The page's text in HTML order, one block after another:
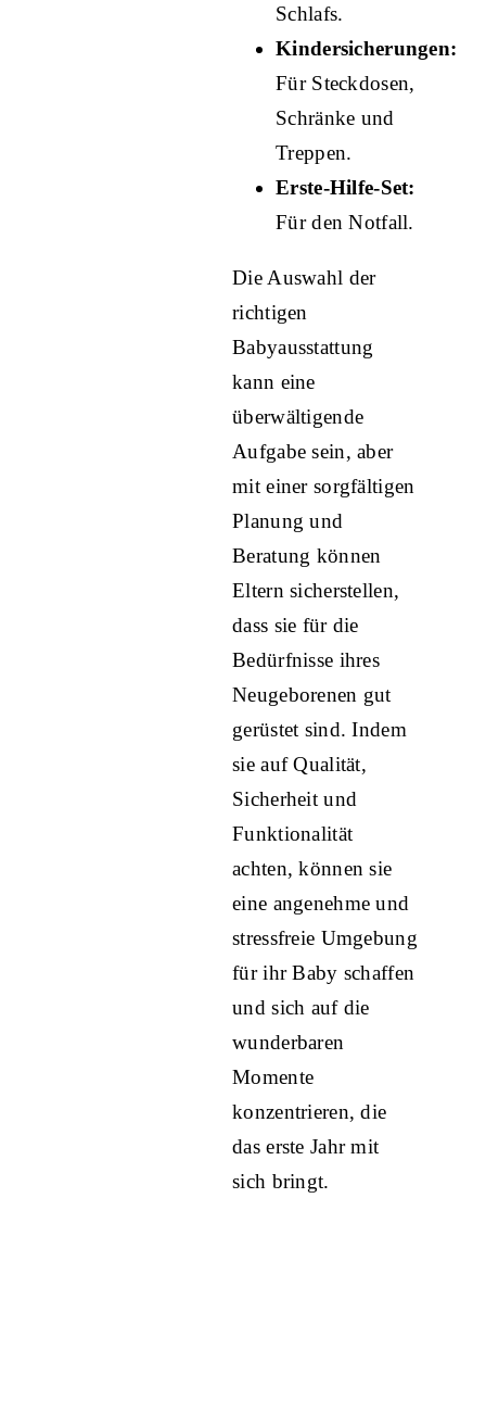
Schlafs.
Kindersicherungen:
Für Steckdosen,
Schränke und
Treppen.
Erste-Hilfe-Set:
Für den Notfall.
Die Auswahl der
richtigen
Babyausstattung
kann eine
überwältigende
Aufgabe sein, aber
mit einer sorgfältigen
Planung und
Beratung können
Eltern sicherstellen,
dass sie für die
Bedürfnisse ihres
Neugeborenen gut
gerüstet sind. Indem
sie auf Qualität,
Sicherheit und
Funktionalität
achten, können sie
eine angenehme und
stressfreie Umgebung
für ihr Baby schaffen
und sich auf die
wunderbaren
Momente
konzentrieren, die
das erste Jahr mit
sich bringt.